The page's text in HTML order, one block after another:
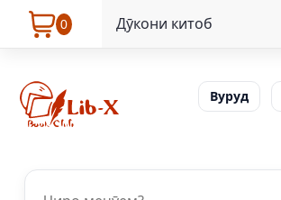
0 Дӯкони китоб
Вуруд